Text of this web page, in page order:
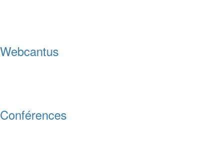
Webcantus
Conférences